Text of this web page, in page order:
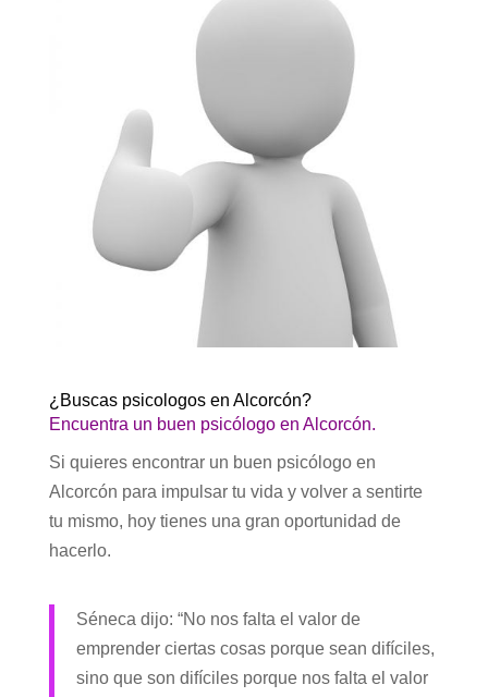
¿Buscas psicologos en Alcorcón?
Encuentra un buen psicólogo en Alcorcón.
Si quieres encontrar un buen psicólogo en
Alcorcón para impulsar tu vida y volver a sentirte
tu mismo, hoy tienes una gran oportunidad de
hacerlo.
Séneca dijo: “No nos falta el valor de
emprender ciertas cosas porque sean difíciles,
sino que son difíciles porque nos falta el valor